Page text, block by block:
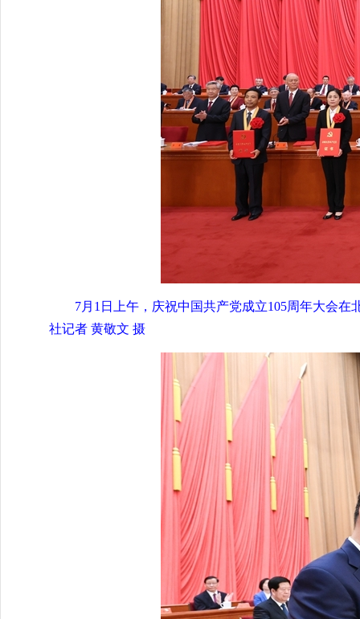
7月1日上午，庆祝中国共产党成立105周年大会
社记者 黄敬文 摄